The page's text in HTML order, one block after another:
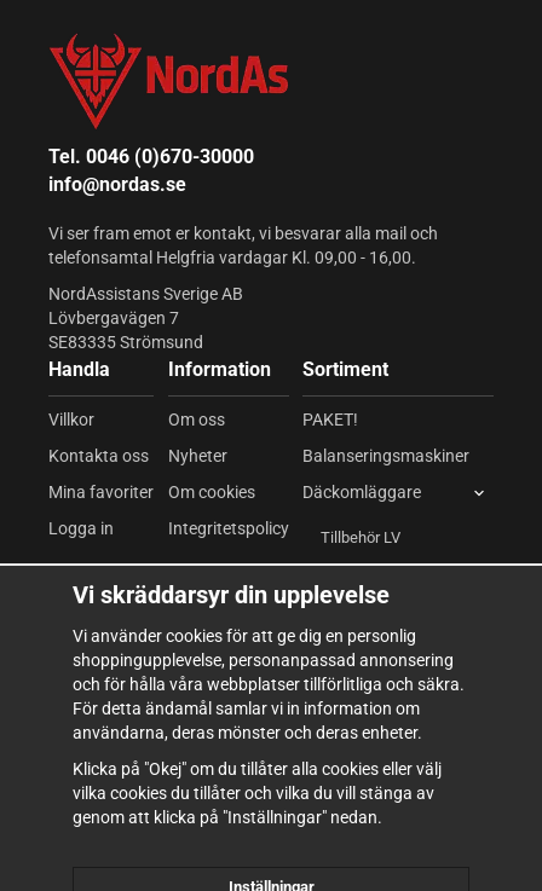
Tel. 0046 (0)670-30000
info@nordas.se
Vi ser fram emot er kontakt, vi besvarar alla mail och
telefonsamtal Helgfria vardagar Kl. 09,00 - 16,00.
NordAssistans Sverige AB
Lövbergavägen 7
SE83335 Strömsund
Handla
Villkor
Kontakta oss
Mina favoriter
Logga in
Information
Om oss
Nyheter
Om cookies
Integritetspolicy
Sortiment
PAKET!
Balanseringsmaskiner
Däckomläggare
Tillbehör LV
Däckomläggare LV
Fordonslyftar
Kompressor & Pneumatik
Verkstadsutrustning
Verktyg & Inredning
Förbrukning
Vi skräddarsyr din upplevelse
Vi använder cookies för att ge dig en personlig
shoppingupplevelse, personanpassad annonsering
och för hålla våra webbplatser tillförlitliga och säkra.
För detta ändamål samlar vi in information om
användarna, deras mönster och deras enheter.
Klicka på "Okej" om du tillåter alla cookies eller välj
vilka cookies du tillåter och vilka du vill stänga av
genom att klicka på "Inställningar" nedan.
Inställningar